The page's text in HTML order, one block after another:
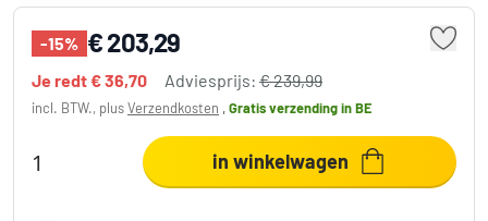
-15% € 203,29
Je redt€ 36,70 Adviesprijs: € 239,99
incl. BTW., plusVerzendkosten ,Gratis verzendingin BE
in winkelwagen